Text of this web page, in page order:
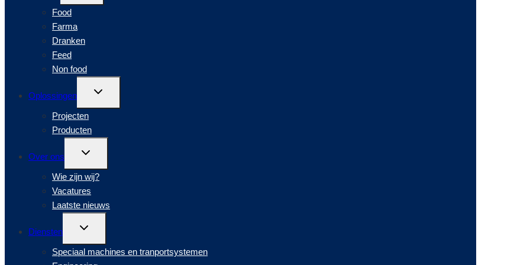
Food
Farma
Dranken
Feed
Non food
Oplossingen
Toggle
Projecten
Producten
Over ons
Toggle
Wie zijn wij?
Vacatures
Laatste nieuws
Diensten
Toggle
Speciaal machines en tranportsystemen